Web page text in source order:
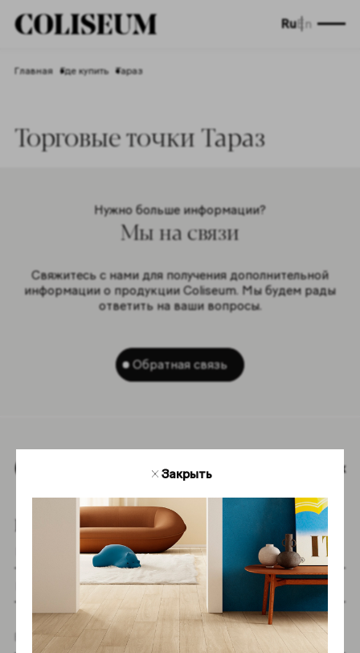
RuEn
Главная Где купить Тараз
Торговые точки Тараз
Нужно больше информации?
Мы на связи
Свяжитесь с нами для получения дополнительной
информации о продукции Coliseum. Мы будем рады
ответить на ваши вопросы.
Обратная связь
Закрыть Наверх
Подпишитесь на новостную рассылку